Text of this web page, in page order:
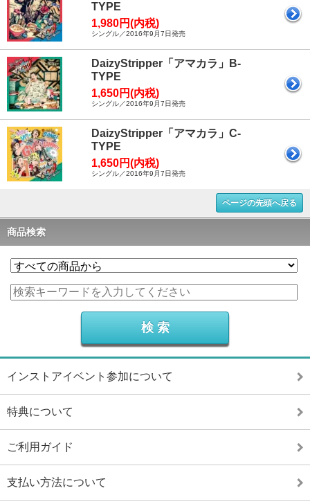
TYPE
1,980円(内税)
シングル／2016年9月7日発売
DaizyStripper「アマカラ」B-
TYPE
1,650円(内税)
シングル／2016年9月7日発売
DaizyStripper「アマカラ」C-
TYPE
1,650円(内税)
シングル／2016年9月7日発売
ページの先頭へ戻る
商品検索
インストアイベント参加について
特典について
ご利用ガイド
支払い方法について